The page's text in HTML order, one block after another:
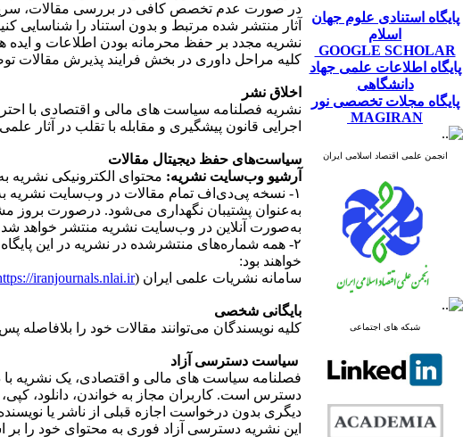
پایگاه استنادی علوم جهان
اسلام
GOOGLE SCHOLAR
پایگاه اطلاعات علمی جهاد
دانشگاهی
پایگاه مجلات تخصصی نور
MAGIRAN
انجمن علمی اقتصاد اسلامی ایران
شبکه های اجتماعی
در صورت عدم تخصص کافی در بررسی مقالات، سریعا
آثار منتشر شده مرتبط و بدون استناد را شناسایی
نشریه مجدد بر حفظ محرمانه بودن اطلاعات و
کلیه مراحل داوری در بخش فرایند پذیرش مقالات
اخلاق نشر
اجرایی قانون پیشگیری و مقابله با تقلب در آثار
سیاست‌های حفظ دیجیتال مقالات
آرشیو وب‌سایت نشریه: محتوای الکترونیکی
۱- نسخه پی‌دی‌اف تمام مقالات در وب‌سایت نشریه
به‌عنوان پشتیبان نگهداری می‌شود. درصورت بروز
به‌صورت آنلاین در وب‌سایت نشریه منتشر خواهد
۲- همه شماره‌های منتشرشده در نشریه در این
خواهند بود:
سامانه نشریات علمی ایران (url:iranjournals.nlai.ir/
بایگانی شخصی
کلیه نویسندگان می‌توانند مقالات خود را
سیاست دسترسی آزاد
فصلنامه سیاست های مالی و اقتصادی، یک نشریه با
دسترس است. کاربران مجاز به خواندن، دانلود، کپی،
دیگری بدون درخواست اجازه قبلی از ناشر یا
این نشریه دسترسی آزاد فوری به محتوای خود را